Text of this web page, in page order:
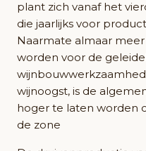
plant zich vanaf het
die jaarlijks voor
Naarmate almaar
worden voor de
wijnoogst, is de
hoger te laten worden
de zone